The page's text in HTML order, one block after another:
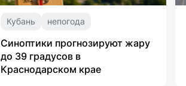
Кубань непогода
Синоптики прогнозируют жару
до 39 градусов в
Краснодарском крае